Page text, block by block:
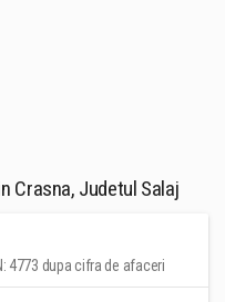
Crasna, Judetul Salaj
4773 dupa cifra de afaceri